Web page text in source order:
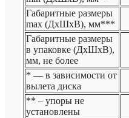
Габаритные размеры
max (ДхШхВ), мм***
Габаритные размеры
в упаковке (ДхШхВ),
мм, не более
* — в зависимости от
вылета диска
** – упоры не
установлены